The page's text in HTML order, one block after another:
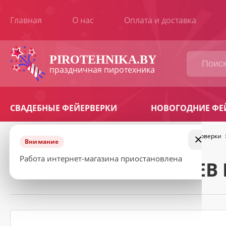
×
Внимание
Работа интернет-магазина приостановлена
Главная О нас Оплата и доставка
PIROTEHNIKA.BY
праздничная пиротехника
СВАДЕБНЫЕ ФЕЙЕРВЕРКИ НОВОГОДНИЕ
Средние фейерверки
САЛЮТ ЗОЛОТОЙ ЛЕВ
ВАШ
товара
сумма: BYNпокупки
ИНФОРМАЦИЯ
Ваше
*